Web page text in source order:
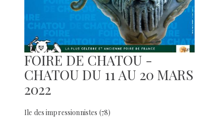
FOIRE DE CHATOU -
CHATOU DU 11 AU 20 MARS
2022
Ile des impressionnistes (78)